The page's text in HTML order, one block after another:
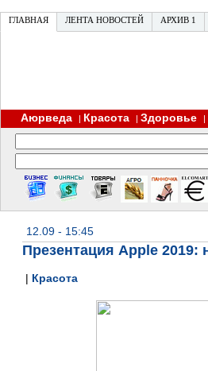
ГЛАВНАЯ ЛЕНТА НОВОСТЕЙ АРХИВ 1
Аюрведа | Красота | Здоровье |
12.09 - 15:45
Презентация Apple
| Красота